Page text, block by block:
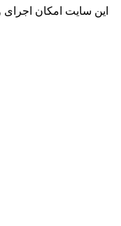
این سایت امکان اجرای